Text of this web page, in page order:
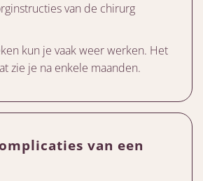
van de chirurg
kun je vaak weer werken. Het
zie je na enkele maanden.
van een